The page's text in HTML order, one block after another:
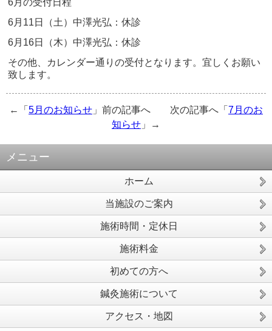
6月の受付日程
6月11日（土）中澤光弘：休診
6月16日（木）中澤光弘：休診
その他、カレンダー通りの受付となります。宜しくお願い
致します。
←「 5月のお知らせ 」前の記事へ 次の記事へ「 7月のお
知らせ 」→
メニュー
ホーム
当施設のご案内
施術時間・定休日
施術料金
初めての方へ
鍼灸施術について
アクセス・地図